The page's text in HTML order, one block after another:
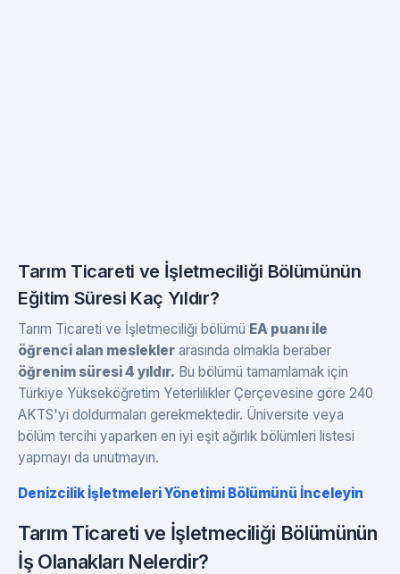
Tarım Ticareti ve İşletmeciliği Bölümünün
Eğitim Süresi Kaç Yıldır?
Tarım Ticareti ve İşletmeciliği bölümü EA puanı ile
öğrenci alan meslekler arasında olmakla beraber
öğrenim süresi 4 yıldır. Bu bölümü tamamlamak için
Türkiye Yükseköğretim Yeterlilikler Çerçevesine göre 240
AKTS'yi doldurmaları gerekmektedir. Üniversite veya
bölüm tercihi yaparken en iyi eşit ağırlık bölümleri listesi
yapmayı da unutmayın.
Denizcilik İşletmeleri Yönetimi Bölümünü İnceleyin
Tarım Ticareti ve İşletmeciliği Bölümünün
İş Olanakları Nelerdir?